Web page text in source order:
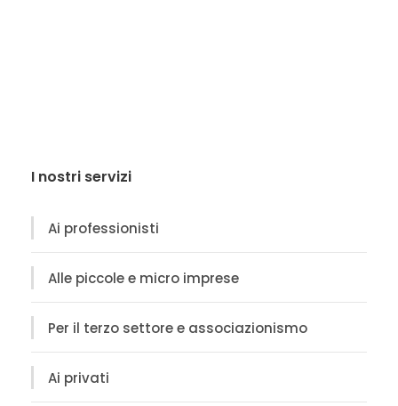
I nostri servizi
Ai professionisti
Alle piccole e micro imprese
Per il terzo settore e associazionismo
Ai privati